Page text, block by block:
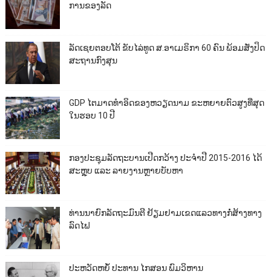
ການຂອງລັດ
ລັດເຊຍຕອບໂຕ້ ຂັບໄລ່ທູດ ສ.ອາເມຣິກາ 60 ຄົນ ພ້ອມສັ່ງປິດ
ສະຖານກົງສຸນ
GDP ໄຕມາດທຳອິດຂອງຫວຽດນາມ ຂະຫຍາຍຕົວສູງທີ່ສຸດ
ໃນຮອບ 10​ ປີ
ກອງປະຊຸມລັດຖະບານເປີດກວ້າງ ປະຈຳປີ 2015-2016 ໄດ້
ສະຫຼຸບ ແລະ ລາຍງານຫຼາຍບັບຫາ
ທ່ານນາຍົກລັດຖະມົນຕີ ຢ້ຽມຢາມເຂດແລວທາງກໍ່ສ້າງທາງ
ລົດໄຟ
ປະຫວັດຫຍໍ້ ປະທານ ໄກສອນ ພົມວິຫານ